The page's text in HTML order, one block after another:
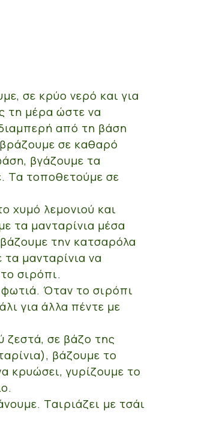
σε κρύο νερό και για
τη μέρα ώστε να
από τη βάση
σε καθαρό
βγάζουμε τα
Τα τοποθετούμε σε
χυμό λεμονιού και
τα μανταρίνια μέσα
την κατσαρόλα
μανταρίνια να
σιρόπι.
Όταν το σιρόπι
για άλλα πέντε με
ζεστά, σε βάζο της
βάζουμε το
κρυώσει, γυρίζουμε το
Ταιριάζει με τσάι